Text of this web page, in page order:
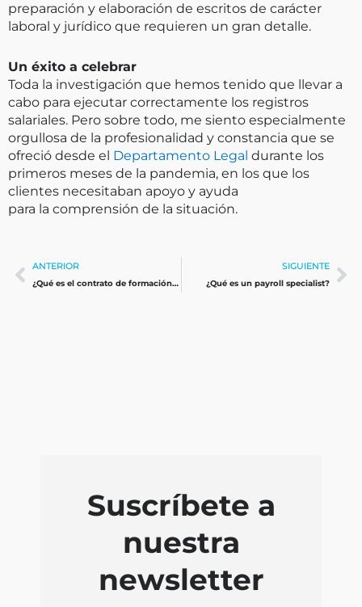
preparación y elaboración de escritos de carácter
laboral y jurídico que requieren un gran detalle.
Un éxito a celebrar
Toda la investigación que hemos tenido que llevar a
cabo para ejecutar correctamente los registros
salariales. Pero sobre todo, me siento especialmente
orgullosa de la profesionalidad y constancia que se
ofreció desde el Departamento Legal durante los
primeros meses de la pandemia, en los que los
clientes necesitaban apoyo y ayuda
para la comprensión de la situación.
AntANTERIOR
¿Qué es el contrato de formación en alternancia?
SIGUIENTE
¿Qué es un payroll specialist?
Suscríbete a
nuestra
newsletter